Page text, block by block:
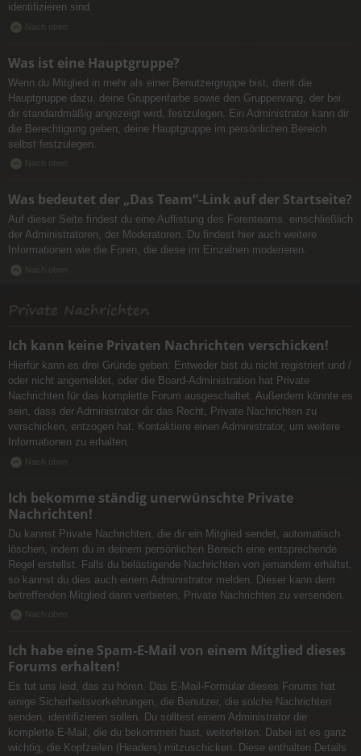
identifizieren sind.
Nach oben
Was ist eine Hauptgruppe?
Wenn du Mitglied in mehr als einer Benutzergruppe bist, dient die
Hauptgruppe dazu, deine Gruppenfarbe sowie den Gruppenrang, der bei
dir standardmäßig angezeigt wird, festzulegen. Ein Administrator kann dir
die Berechtigung geben, deine Hauptgruppe im persönlichen Bereich
selbst festzulegen.
Nach oben
Was bedeutet der „Das Team“-Link auf der Startseite?
Auf dieser Seite findest du eine Auflistung des Forenteams, einschließlich
der Administratoren, der Moderatoren. Du findest hier auch weitere
Informationen wie die Foren, die diese im Einzelnen moderieren.
Nach oben
Private Nachrichten
Ich kann keine Privaten Nachrichten verschicken!
Hierfür kann es drei Gründe geben: Entweder bist du nicht registriert und /
oder nicht angemeldet, oder die Board-Administration hat Private
Nachrichten für das komplette Forum ausgeschaltet. Außerdem könnte es
sein, dass der Administrator dir das Recht, Private Nachrichten zu
verschicken, entzogen hat. Kontaktiere einen Administrator, um weitere
Informationen zu erhalten.
Nach oben
Ich bekomme ständig unerwünschte Private
Nachrichten!
Du kannst Private Nachrichten, die dir ein Mitglied sendet, automatisch
löschen, indem du in deinem persönlichen Bereich eine entsprechende
Regel erstellst. Falls du belästigende Nachrichten von jemandem erhältst,
so kannst du dies auch einem Administrator melden. Dieser kann dem
betreffenden Mitglied dann verbieten, Private Nachrichten zu versenden.
Nach oben
Ich habe eine Spam-E-Mail von einem Mitglied dieses
Forums erhalten!
Es tut uns leid, das zu hören. Das E-Mail-Formular dieses Forums hat
einige Sicherheitsvorkehrungen, die Benutzer, die solche Nachrichten
senden, identifizieren sollen. Du solltest einem Administrator die
komplette E-Mail, die du bekommen hast, weiterleiten. Dabei ist es ganz
wichtig, die Kopfzeilen (Headers) mitzuschicken. Diese enthalten Details